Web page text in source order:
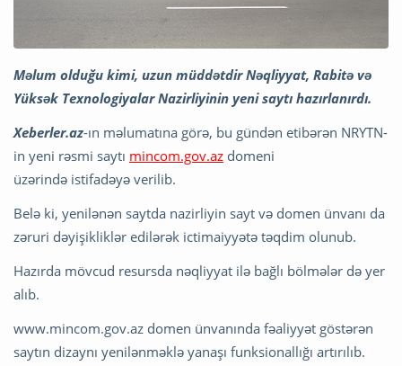
Məlum olduğu kimi, uzun müddətdir Nəqliyyat, Rabitə və
Yüksək Texnologiyalar Nazirliyinin yeni saytı hazırlanırdı.
Xeberler.az-ın məlumatına görə, bu gündən etibərən NRYTN-
in yeni rəsmi saytı mincom.gov.az domeni
üzərində istifadəyə verilib.
Belə ki, yenilənən saytda nazirliyin sayt və domen ünvanı da
zəruri dəyişikliklər edilərək ictimaiyyətə təqdim olunub.
Hazırda mövcud resursda nəqliyyat ilə bağlı bölmələr də yer
alıb.
www.mincom.gov.az domen ünvanında fəaliyyət göstərən
saytın dizaynı yenilənməklə yanaşı funksionallığı artırılıb.